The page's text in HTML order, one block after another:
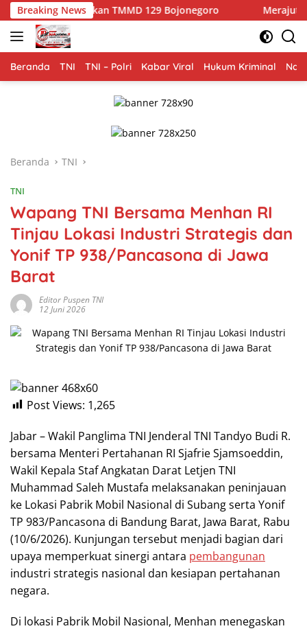
Langsung
ke
konten
Breaking News
TMMD 129 Bojonegoro Merajut Asa di Dusun
Beranda TNI TNI – Polri Kabar Viral Hukum Kriminal
Beranda TNI
TNI
Wapang TNI Bersama Menhan RI
Tinjau Lokasi Industri Strategis dan
Yonif TP 938/Pancasona di Jawa
Barat
Editor Puspen TNI
12 Juni 2026
Post Views: 1,265
Jabar – Wakil Panglima TNI Jenderal TNI Tandyo Budi R.
bersama Menteri Pertahanan RI Sjafrie Sjamsoeddin,
Wakil Kepala Staf Angkatan Darat Letjen TNI
Muhammad Saleh Mustafa melaksanakan peninjauan
ke Lokasi Pabrik Mobil Nasional di Subang serta Yonif
TP 983/Pancasona di Bandung Barat, Jawa Barat, Rabu
(10/6/2026). Kunjungan tersebut menjadi bagian dari
upaya memperkuat sinergi antara pembangunan
industri strategis nasional dan kesiapan pertahanan
negara.
Di lokasi Pabrik Mobil Nasional, Menhan menegaskan